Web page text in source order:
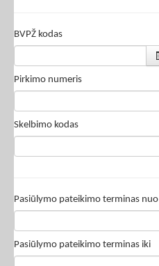
BVPŽ kodas
Pirkimo numeris
Skelbimo kodas
Pasiūlymo pateikimo terminas nuo
Pasiūlymo pateikimo terminas iki